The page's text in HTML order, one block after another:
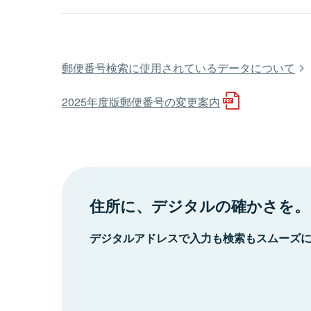
郵便番号検索に使用されているデータについて
2025年度版郵便番号の変更案内
住所に、デジタルの確かさを。
デジタルアドレスで入力も検索もスムーズ